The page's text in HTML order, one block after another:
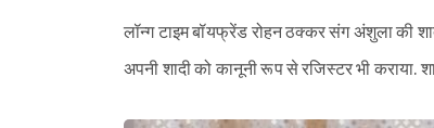
लॉन्ग टाइम बॉयफ्रेंड रोहन ठक्कर संग अंशुला की
अपनी शादी को कानूनी रूप से रजिस्टर भी कराया.